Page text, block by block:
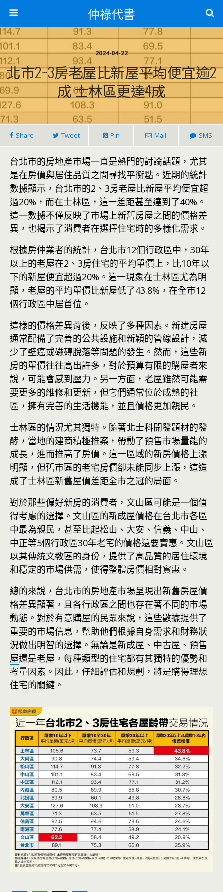
仲祿代書
2024-04-22
北市2~3房老屋比新屋平均便宜逾2
成 士林區更達4成
Share Tweet Pin Mail SMS
台北市的房地產市場一直是熱門的討論話題，尤其
是在房價與居住品質之間尋找平衡點。近期的統計
數據顯示，台北市的2、3房老屋比新屋平均便宜超
過20%，而在士林區，這一差距甚至達到了40%。
這一數據不僅反映了市場上新舊房屋之間的價格差
異，也揭示了消費者在選擇住宅時的多樣化需求。
根據房仲業者的統計，台北市12個行政區中，30年
以上的老屋在2、3房住宅的平均單價上，比10年以
下的新屋便宜超過20%。這一現象在士林區尤為明
顯，老屋的平均單價比新屋低了43.8%，在全市12
個行政區中居首位。
這樣的價格差異背後，反映了多種因素。新建房屋
通常配備了完善的公共設施和新穎的管線設計，減
少了壁癌或磁磚脫落等問題的發生。然而，這些新
房的單價往往高出許多，對於預算有限的購屋者來
說，可能會感到壓力。另一方面， 老屋雖然可能需
要更多的維修和更新，但它們通常位於成熟的社
區，擁有完善的生活機能，並且價格更加親民。
士林區的情況尤其獨特。隨著北士科開發題材的發
酵，當地的建商積極推案，帶動了預售市場量能的
成長，進而推高了房價。這一區域的新房價格上漲
明顯，但舊市區的老宅房價卻未能同步上漲，這造
成了士林區新舊屋價差距全市之冠的局面。
對於那些偏好新房的消費者，文山區可能是一個值
得考慮的選擇。文山區的新成屋價格在台北市各區
中最為親民，甚至比起松山、大安、信義、中山、
中正等5個行政區30年老宅的價格還要實惠。文山區
以其傳統文教區的身份，提供了高品質的居住環境
和穩定的市場供需，使得整體房價相對實惠。
總的來說，台北市的房地產市場呈現出新舊房屋價
格差異顯著，且各行政區之間也存在著不同的市場
動態。對於有意購屋的民眾來說，這些數據提供了
重要的市場信息，幫助他們根據自身需求和財務狀
況做出明智的選擇。無論是新成屋、中古屋、 預售
屋還是老屋，每種類型的住宅都有其獨特的優勢和
考量因素。因此，仔細評估和規劃，將是購得理想
住宅的關鍵。